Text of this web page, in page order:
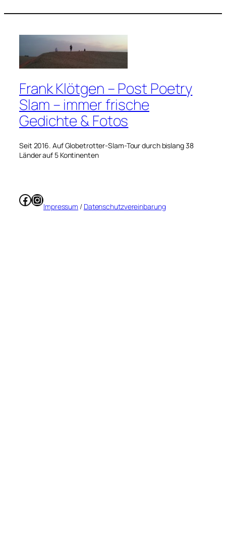
Frank Klötgen – Post Poetry
Slam – immer frische
Gedichte & Fotos
Seit 2016. Auf Globetrotter-Slam-Tour durch bislang 38
Länder auf 5 Kontinenten
Facebook
Instagram
Impressum / Datenschutzvereinbarung